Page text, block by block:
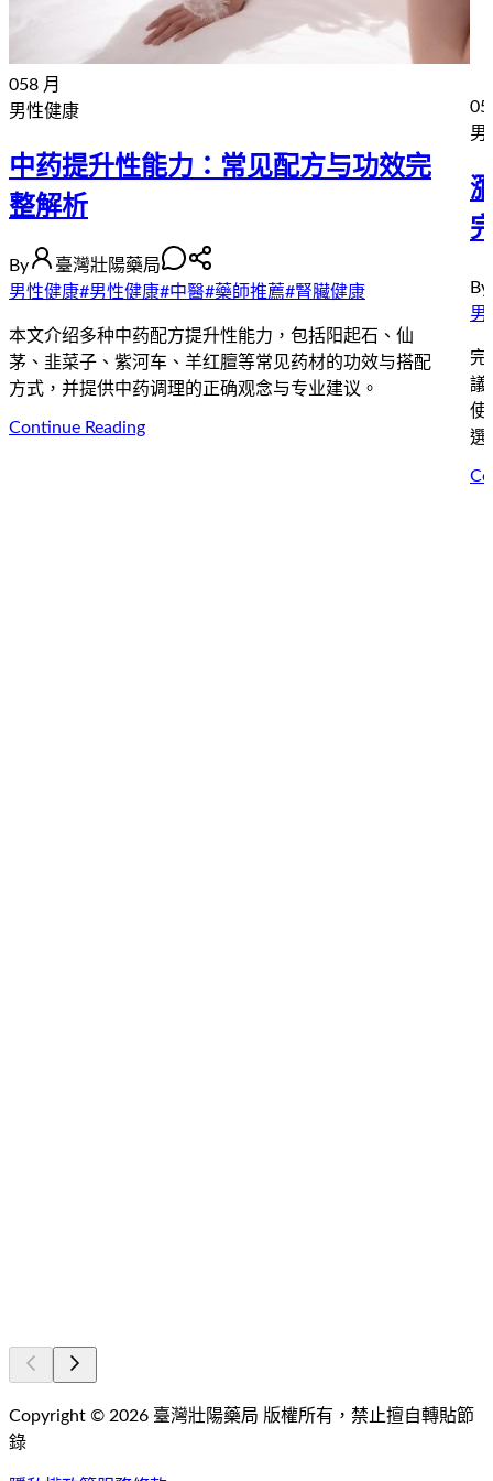
058 月
男性健康
中药提升性能力：常见配方与功效完
整解析
By
臺灣壯陽藥局
男性健康#男性健康#中醫#藥師推薦#腎臟健康
本文介绍多种中药配方提升性能力，包括阳起石、仙
茅、韭菜子、紫河车、羊红膻等常见药材的功效与搭配
方式，并提供中药调理的正确观念与专业建议。
Continue Reading
05
男
By
男
完
議
使
選
Copyright © 2026 臺灣壯陽藥局 版權所有，禁止擅自轉貼節
錄